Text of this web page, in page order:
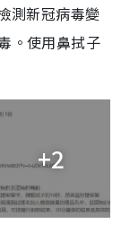
測新冠病毒變
。使用鼻拭子
+2